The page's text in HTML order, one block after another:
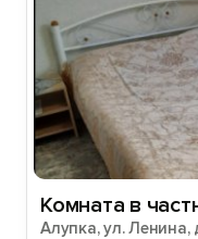
Комната в
Алупка, ул. Ленина,